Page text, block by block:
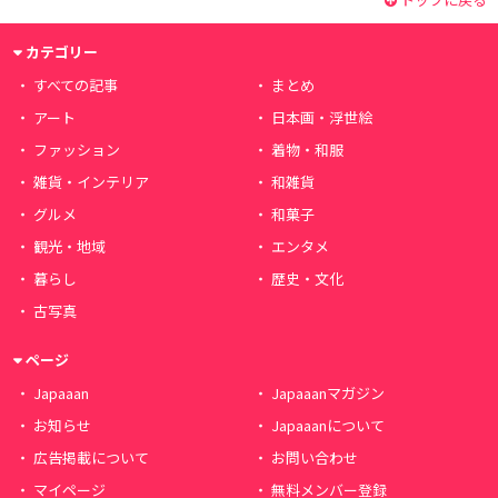
カテゴリー
すべての記事
まとめ
アート
日本画・浮世絵
ファッション
着物・和服
雑貨・インテリア
和雑貨
グルメ
和菓子
観光・地域
エンタメ
暮らし
歴史・文化
古写真
ページ
Japaaan
Japaaanマガジン
お知らせ
Japaaanについて
広告掲載について
お問い合わせ
マイページ
無料メンバー登録